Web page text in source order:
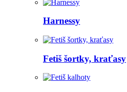
Harnessy
Fetiš šortky, kraťasy